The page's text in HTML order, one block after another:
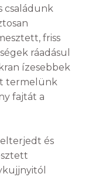
családunk
friss
ráadásul
ízesebbek
termelünk
fajtát a
és